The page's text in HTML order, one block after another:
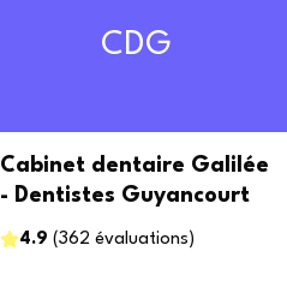
CDG
Cabinet dentaire Galilée
- Dentistes Guyancourt
4.9 (362 évaluations )